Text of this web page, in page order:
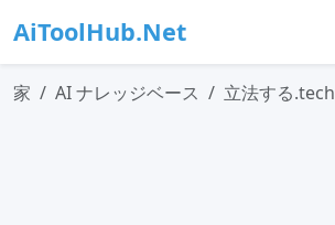
AiToolHub.Net
家 AI ナレッジベース 立法する.tech